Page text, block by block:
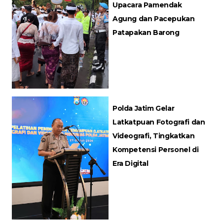
Upacara Pamendak
Agung dan Pacepukan
Patapakan Barong
Polda Jatim Gelar
Latkatpuan Fotografi dan
Videografi, Tingkatkan
Kompetensi Personel di
Era Digital